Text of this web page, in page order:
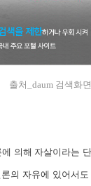
출처_daum 검색화
의해 자살이라는
의 자유에 있어서